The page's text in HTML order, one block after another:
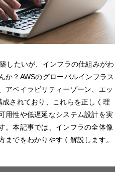
したいが、インフラの仕組みがわ
か？AWSのグローバルインフラス
アベイラビリティーゾーン、エッ
されており、これらを正しく理
用性や低遅延なシステム設計を実
。本記事では、インフラの全体像
までをわかりやすく解説します。